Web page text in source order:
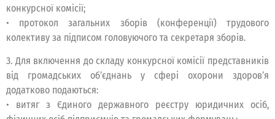
конкурсної комісії;
• протокол загальних зборів (конференції) трудового
колективу за підписом головуючого та секретаря зборів.
3. Для включення до складу конкурсної комісії представників
від громадських об’єднань у сфері охорони здоров’я
додатково подаються:
• витяг з Єдиного державного реєстру юридичних осіб,